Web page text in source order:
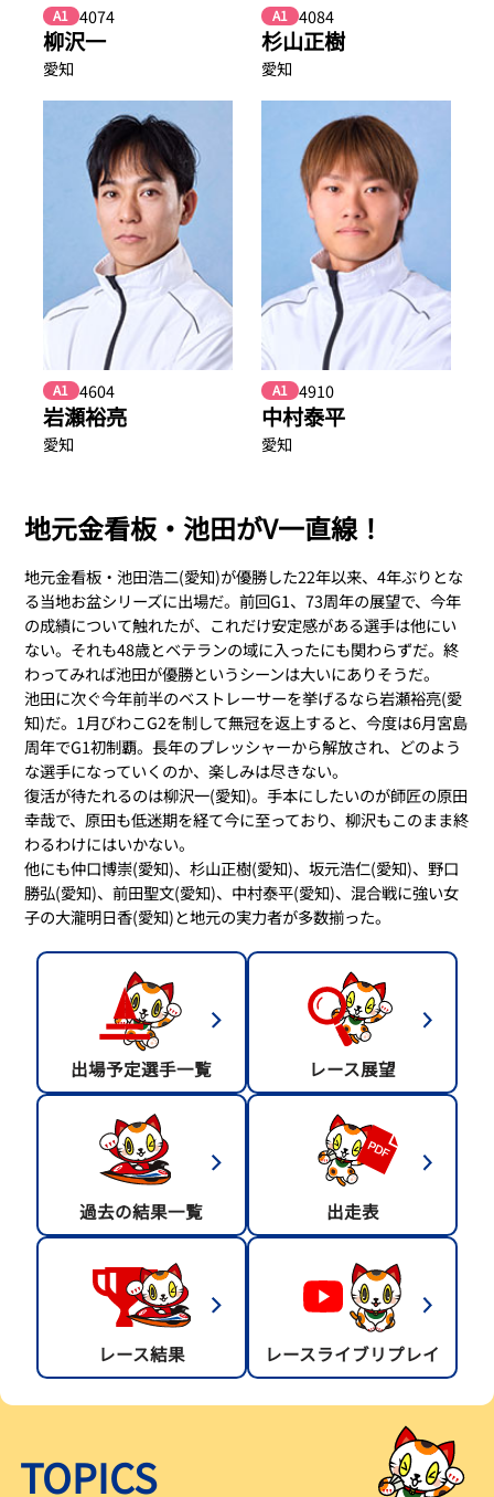
A1 4074
柳沢一
愛知
A1 4084
杉山正樹
愛知
A1 4604
岩瀬裕亮
愛知
A1 4910
中村泰平
愛知
地元金看板・池田がV一直線！
地元金看板・池田浩二(愛知)が優勝した22年以来、4年ぶりとな
る当地お盆シリーズに出場だ。前回G1、73周年の展望で、今年
の成績について触れたが、これだけ安定感がある選手は他にい
ない。それも48歳とベテランの域に入ったにも関わらずだ。終
わってみれば池田が優勝というシーンは大いにありそうだ。
池田に次ぐ今年前半のベストレーサーを挙げるなら岩瀬裕亮(愛
知)だ。1月びわこG2を制して無冠を返上すると、今度は6月宮島
周年でG1初制覇。長年のプレッシャーから解放され、どのよう
な選手になっていくのか、楽しみは尽きない。
復活が待たれるのは柳沢一(愛知)。手本にしたいのが師匠の原田
幸哉で、原田も低迷期を経て今に至っており、柳沢もこのまま終
わるわけにはいかない。
他にも仲口博崇(愛知)、杉山正樹(愛知)、坂元浩仁(愛知)、野口
勝弘(愛知)、前田聖文(愛知)、中村泰平(愛知)、混合戦に強い女
子の大瀧明日香(愛知)と地元の実力者が多数揃った。
出場予定選手一覧 レース展望
過去の結果一覧 出走表
レース結果 レースライブリプレイ
TOPICS